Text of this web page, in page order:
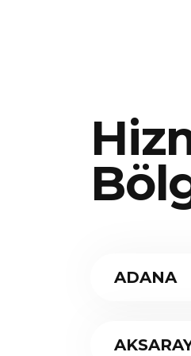
ADANA